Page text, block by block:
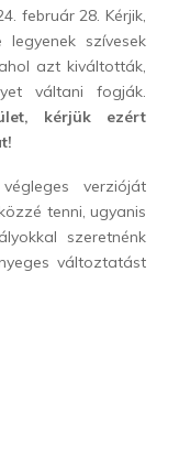
február 28. Kérjik,
szívesek
azt kiváltották,
váltani fogják.
kérjük ezért
verzióját
tenni, ugyanis
szeretnénk
változtatást